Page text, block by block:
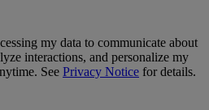
my data to communicate about
interactions, and personalize my
See Privacy Notice for details.